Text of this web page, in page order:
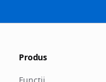
Produs